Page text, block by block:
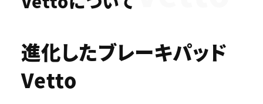
進化したブレーキパッド
Vetto